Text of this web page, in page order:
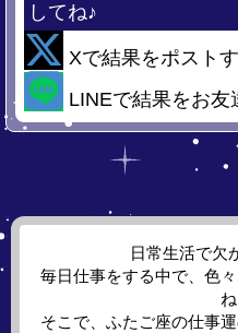
してね♪
Xで結果をポスト
LINEで結果をお友
日常生活で欠
毎日仕事をする中で、色
そこで、ふたご座の仕事